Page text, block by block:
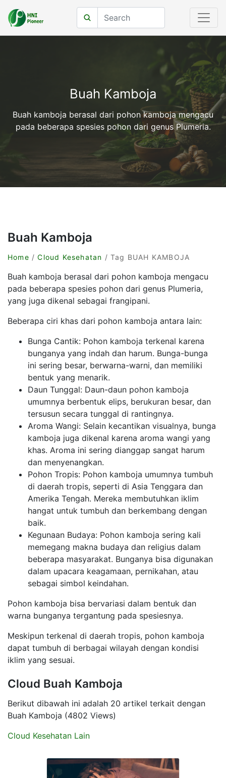
Buah Kamboja
Buah kamboja berasal dari pohon kamboja mengacu
pada beberapa spesies pohon dari genus Plumeria.
Buah Kamboja
Home /Cloud Kesehatan / Tag BUAH KAMBOJA
Buah kamboja berasal dari pohon kamboja mengacu
pada beberapa spesies pohon dari genus Plumeria,
yang juga dikenal sebagai frangipani.
Beberapa ciri khas dari pohon kamboja antara lain:
Bunga Cantik: Pohon kamboja terkenal karena
bunganya yang indah dan harum. Bunga-bunga
ini sering besar, berwarna-warni, dan memiliki
bentuk yang menarik.
Daun Tunggal: Daun-daun pohon kamboja
umumnya berbentuk elips, berukuran besar, dan
tersusun secara tunggal di rantingnya.
Aroma Wangi: Selain kecantikan visualnya, bunga
kamboja juga dikenal karena aroma wangi yang
khas. Aroma ini sering dianggap sangat harum
dan menyenangkan.
Pohon Tropis: Pohon kamboja umumnya tumbuh
di daerah tropis, seperti di Asia Tenggara dan
Amerika Tengah. Mereka membutuhkan iklim
hangat untuk tumbuh dan berkembang dengan
baik.
Kegunaan Budaya: Pohon kamboja sering kali
memegang makna budaya dan religius dalam
beberapa masyarakat. Bunganya bisa digunakan
dalam upacara keagamaan, pernikahan, atau
sebagai simbol keindahan.
Pohon kamboja bisa bervariasi dalam bentuk dan
warna bunganya tergantung pada spesiesnya.
Meskipun terkenal di daerah tropis, pohon kamboja
dapat tumbuh di berbagai wilayah dengan kondisi
iklim yang sesuai.
Cloud Buah Kamboja
Berikut dibawah ini adalah 20 artikel terkait dengan
Buah Kamboja (4802 Views)
Cloud Kesehatan Lain